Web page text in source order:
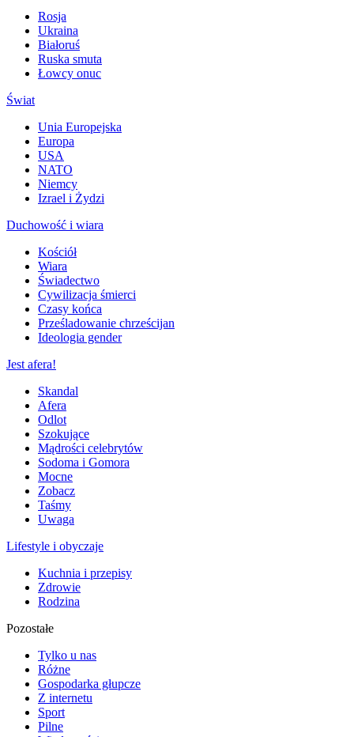
Rosja
Ukraina
Białoruś
Ruska smuta
Łowcy onuc
Świat
Unia Europejska
Europa
USA
NATO
Niemcy
Izrael i Żydzi
Duchowość i wiara
Kościół
Wiara
Świadectwo
Cywilizacja śmierci
Czasy końca
Prześladowanie chrześcijan
Ideologia gender
Jest afera!
Skandal
Afera
Odlot
Szokujące
Mądrości celebrytów
Sodoma i Gomora
Mocne
Zobacz
Taśmy
Uwaga
Lifestyle i obyczaje
Kuchnia i przepisy
Zdrowie
Rodzina
Pozostałe
Tylko u nas
Różne
Gospodarka głupcze
Z internetu
Sport
Pilne